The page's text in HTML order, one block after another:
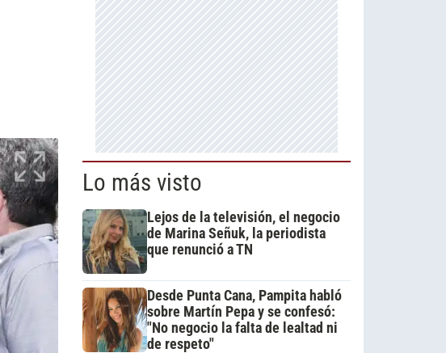
Lo más visto
Lejos de la televisión, el negocio
de Marina Señuk, la periodista
que renunció a TN
Desde Punta Cana, Pampita habló
sobre Martín Pepa y se confesó:
"No negocio la falta de lealtad ni
de respeto"